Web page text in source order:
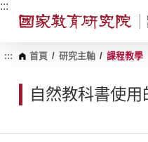
跳
內
:::
::: 首頁 / 研究主軸 / 課程教學
自然教科書使用